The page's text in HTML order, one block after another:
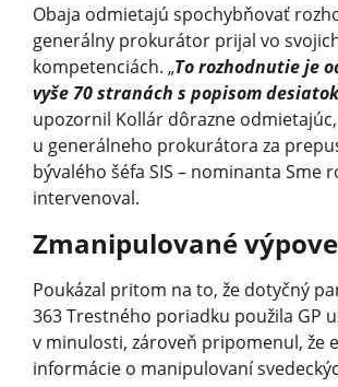
Obaja odmietajú spochybňovať
generálny prokurátor prijal vo
kompetenciách. „To rozhodnutie je
vyše 70 stranách s popisom
upozornil Kollár dôrazne
u generálneho prokurátora za
bývalého šéfa SIS – nominanta Sme
intervenoval.
Zmanipulované
Poukázal pritom na to, že dotyčný
363 Trestného poriadku použila GP
v minulosti, zároveň pripomenul, že
informácie o manipulovaní